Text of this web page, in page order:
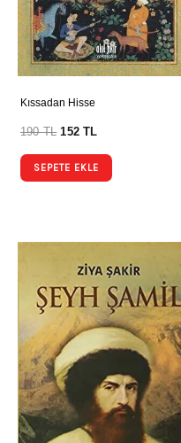
Kıssadan Hisse
190TL 152TL
SEPETE EKLE